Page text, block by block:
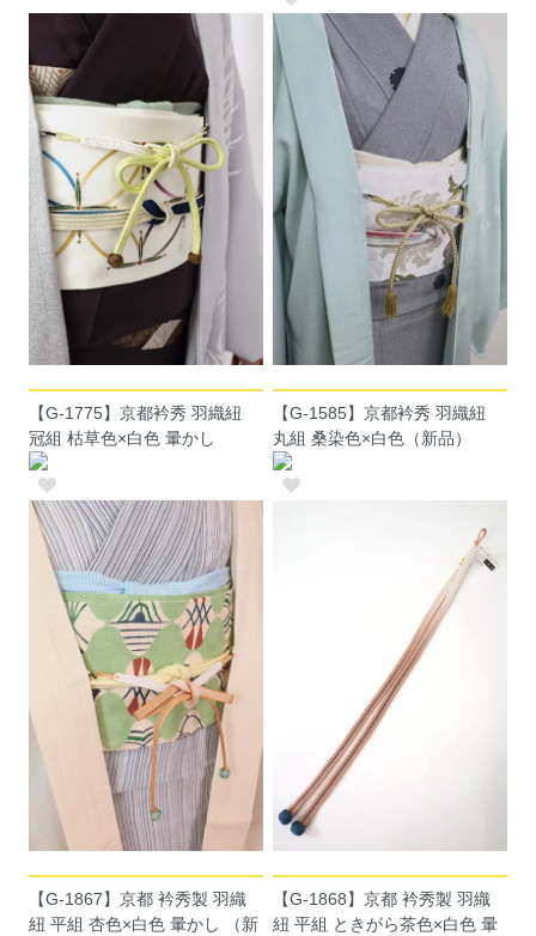
【G-1775】京都衿秀 羽織紐
冠組 枯草色×白色 暈かし
【G-1585】京都衿秀 羽織紐
丸組 桑染色×白色（新品）
【G-1867】京都 衿秀製 羽織
紐 平組 杏色×白色 暈かし （新
【G-1868】京都 衿秀製 羽織
紐 平組 ときがら茶色×白色 暈